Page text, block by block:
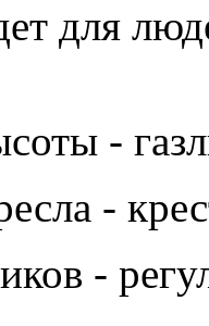
для
-
-
-